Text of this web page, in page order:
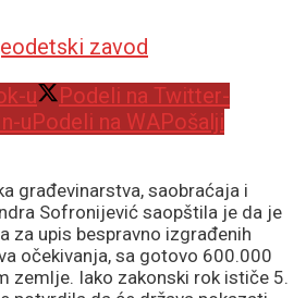
zavod
u
Podeli na Twitter-
uPodeli na WAPošalji
građevinarstva, saobraćaja i
Sofronijević saopštila je da je
za upis bespravno izgrađenih
očekivanja, sa gotovo 600.000
zemlje. Iako zakonski rok ističe 5.